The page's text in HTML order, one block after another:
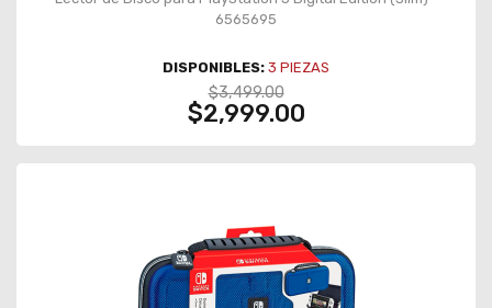
6565695
DISPONIBLES: 3 PIEZAS
$3,499.00
$2,999.00